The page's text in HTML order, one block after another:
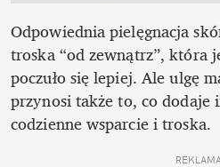
Odpowiednia pielęgnacja
troska “od zewnątrz”, która
poczuło się lepiej. Ale ulgę
przynosi także to, co dodaje
codzienne wsparcie i troska.